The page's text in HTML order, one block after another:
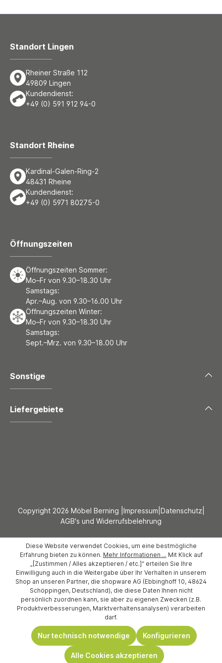
Standort Lingen
Rheiner Straße 112
49809 Lingen
Kundendienst:
+49 (0) 591 912 94-0
Standort Rheine
Kardinal-Galen-Ring-2
48431 Rheine
Kundendienst:
+49 (0) 5971 80275-0
Öffnungszeiten
Öffnungszeiten Sommer:
Mo–Fr von 9.30–18.30 Uhr
Samstags:
Apr.–Aug. von 9.30–16.00 Uhr
Öffnungszeiten Winter:
Mo–Fr von 9.30–18.30 Uhr
Samstags:
Sept.–Mrz. von 9.30–18.00 Uhr
Sonstige
Liefergebiete
Copyright 2026 Möbel Berning | Impressum Datenschutz
AGB's und Widerrufsbelehrung
Diese Website verwendet Cookies, um eine bestmögliche
Erfahrung bieten zu können. Mehr Informationen ... Mit Klick auf
„[Zustimmen / Alles akzeptieren / etc.]“ erteilen Sie Ihre
Einwilligung auch in die Weitergabe über Ihr Verhalten in unserem
Shop an unseren Partner, die shopware AG (Ebbinghoff 10, 48624
Schöppingen, Deutschland), die diese Daten Ihnen nicht
persönlich zuordnen kann, sie aber zu eigenen Zwecken (z.B.
Produktverbesserungen, Marktverhaltensanalysen) verarbeiten
darf.
Nur technisch notwendige Konfigurieren
Alle Cookies akzeptieren